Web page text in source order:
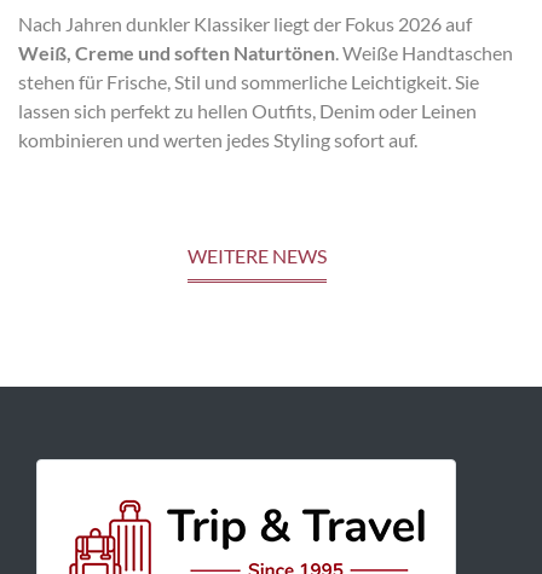
Nach Jahren dunkler Klassiker liegt der Fokus 2026 auf
Weiß, Creme und soften Naturtönen. Weiße Handtaschen
stehen für Frische, Stil und sommerliche Leichtigkeit. Sie
lassen sich perfekt zu hellen Outfits, Denim oder Leinen
kombinieren und werten jedes Styling sofort auf.
WEITERE NEWS